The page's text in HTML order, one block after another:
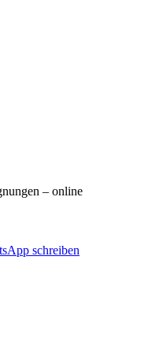
– online
schreiben